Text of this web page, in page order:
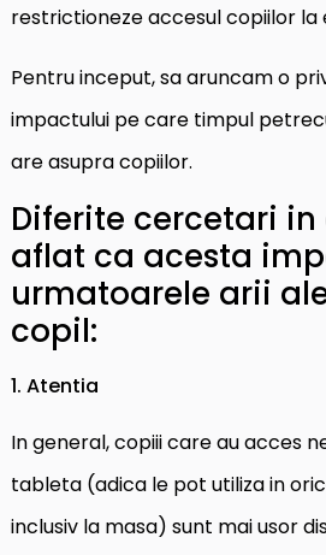
restrictioneze accesul copiilor la
Pentru inceput, sa aruncam o
impactului pe care timpul
are asupra copiilor.
Diferite cercetari
aflat ca acesta
urmatoarele arii
copil:
1. Atentia
In general, copiii care au acces
tableta (adica le pot utiliza in
inclusiv la masa) sunt mai usor